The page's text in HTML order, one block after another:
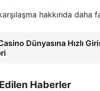
hakkında
Dünyasına Hızlı
Haberler